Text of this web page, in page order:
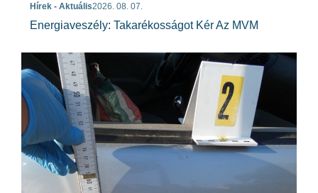
Hírek - Aktuális2026. 08. 07.
Energiaveszély: Takarékosságot Kér Az MVM